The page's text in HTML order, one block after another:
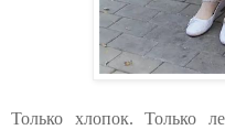
Только хлопок. Только